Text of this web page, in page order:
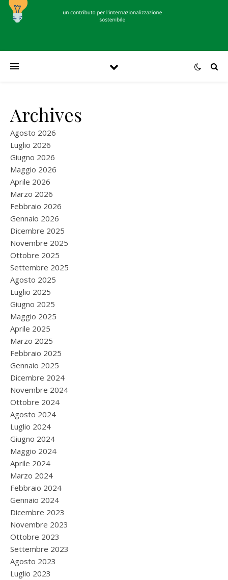
Archives
Agosto 2026
Luglio 2026
Giugno 2026
Maggio 2026
Aprile 2026
Marzo 2026
Febbraio 2026
Gennaio 2026
Dicembre 2025
Novembre 2025
Ottobre 2025
Settembre 2025
Agosto 2025
Luglio 2025
Giugno 2025
Maggio 2025
Aprile 2025
Marzo 2025
Febbraio 2025
Gennaio 2025
Dicembre 2024
Novembre 2024
Ottobre 2024
Agosto 2024
Luglio 2024
Giugno 2024
Maggio 2024
Aprile 2024
Marzo 2024
Febbraio 2024
Gennaio 2024
Dicembre 2023
Novembre 2023
Ottobre 2023
Settembre 2023
Agosto 2023
Luglio 2023